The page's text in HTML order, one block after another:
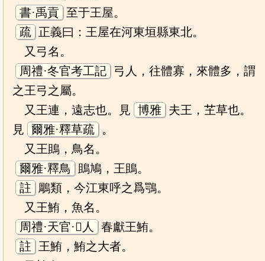
書·禹貢 至于王屋。
疏 正義曰：王屋在河東垣縣東北。
又弓名。
周禮·冬官考工記
弓人，往體寡，來體多，謂
之王弓之屬。
又王連，遠志也。見 博雅 夫王，芏草也。
見 爾雅·釋草疏
。
又王鴡，鳥名。
爾雅·釋鳥
鴡鳩，王鴡。
註
鵰類，今江東呼之爲鶚。
又王鮪，魚名。
周禮·天官·人
春獻王鮪。
註
王鮪，鮪之大者。